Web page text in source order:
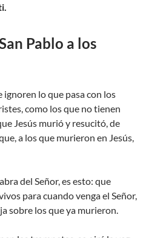
Pablo a los
lo que pasa con los
como los que no tienen
Jesús murió y resucitó, de
a los que murieron en Jesús,
del Señor, es esto: que
para cuando venga el Señor,
sobre los que ya murieron.